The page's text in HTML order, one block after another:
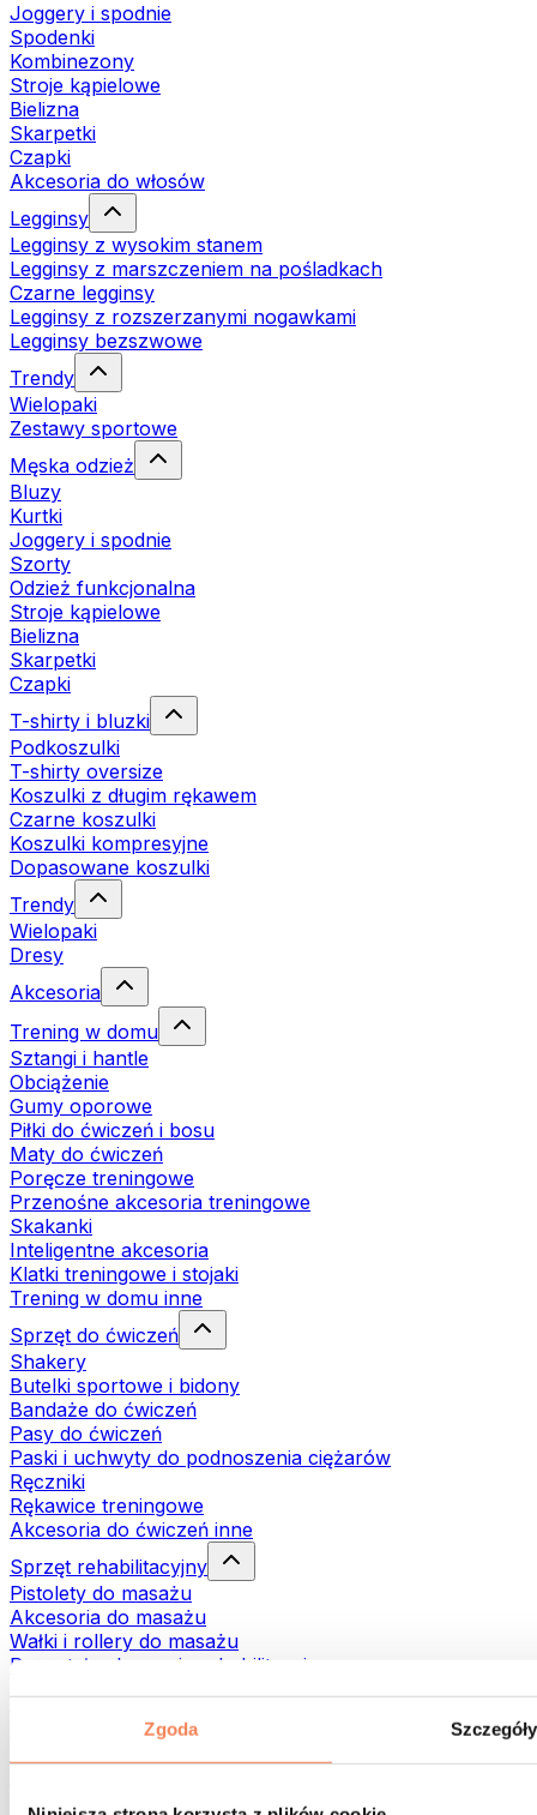
Zgoda Szczegóły
Joggery i spodnie
Spodenki
Kombinezony
Stroje kąpielowe
Bielizna
Skarpetki
Czapki
Akcesoria do włosów
Legginsy
Legginsy z wysokim stanem
Legginsy z marszczeniem na pośladkach
Czarne legginsy
Legginsy z rozszerzanymi nogawkami
Legginsy bezszwowe
Trendy
Wielopaki
Zestawy sportowe
Męska odzież
Bluzy
Kurtki
Joggery i spodnie
Szorty
Odzież funkcjonalna
Stroje kąpielowe
Bielizna
Skarpetki
Czapki
T-shirty i bluzki
Podkoszulki
T-shirty oversize
Koszulki z długim rękawem
Czarne koszulki
Koszulki kompresyjne
Dopasowane koszulki
Trendy
Wielopaki
Dresy
Akcesoria
Trening w domu
Sztangi i hantle
Obciążenie
Gumy oporowe
Piłki do ćwiczeń i bosu
Maty do ćwiczeń
Poręcze treningowe
Przenośne akcesoria treningowe
Skakanki
Inteligentne akcesoria
Klatki treningowe i stojaki
Trening w domu inne
Sprzęt do ćwiczeń
Shakery
Butelki sportowe i bidony
Bandaże do ćwiczeń
Pasy do ćwiczeń
Paski i uchwyty do podnoszenia ciężarów
Ręczniki
Rękawice treningowe
Akcesoria do ćwiczeń inne
Sprzęt rehabilitacyjny
Pistolety do masażu
Akcesoria do masażu
Wałki i rollery do masażu
Pozostałe akcesoria rehabilitacyjne
Torby i plecaki
Torby na żywność i akcesoria